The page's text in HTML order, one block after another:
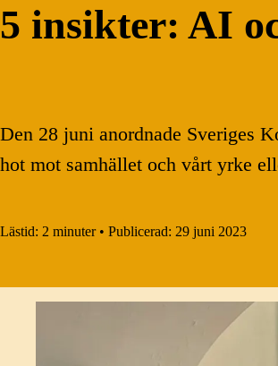
5 insikter: AI
Den 28 juni anordnade Sveriges
hot mot samhället och vårt yrke
Lästid: 2 minuter • Publicerad: 29 juni 2023